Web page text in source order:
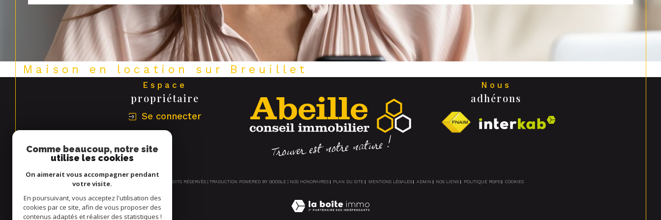
Maison en location sur Breuillet
Espace
propriétaire
Se connecter
Nous
adhérons
© 2026 | TOUS DROITS RÉSERVÉS | TRADUCTION POWERED BY GOOGLE | NOS HONORAIRES PLAN DU SITE MENTIONS LÉGALES ADMIN NOS LIENS POLITIQUE RGPD COOKIES
Comme beaucoup, notre site
utilise les cookies
On aimerait vous accompagner pendant
votre visite.
En poursuivant, vous acceptez l'utilisation des
cookies par ce site, afin de vous proposer des
contenus adaptés et réaliser des statistiques !